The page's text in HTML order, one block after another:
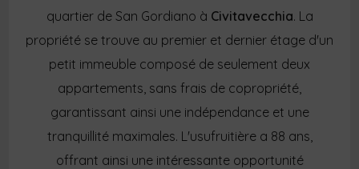
quartier de San Gordiano à Civitavecchia. La
propriété se trouve au premier et dernier étage d'un
petit immeuble composé de seulement deux
appartements, sans frais de copropriété,
garantissant ainsi une indépendance et une
tranquillité maximales. L'usufruitière a 88 ans,
offrant ainsi une intéressante opportunité